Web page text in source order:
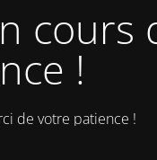
cours
!
de votre patience !